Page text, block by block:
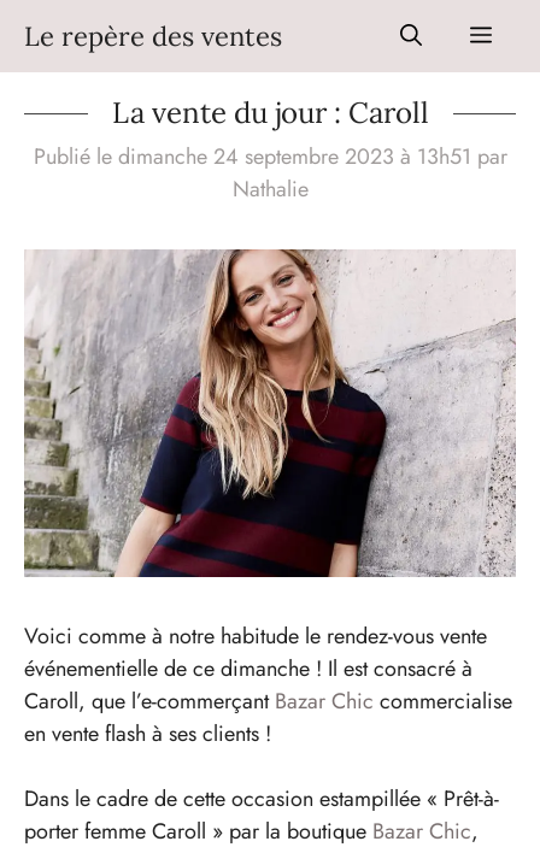
contenu
Le repère des ventes Menu
La vente du jour : Caroll
Publié le dimanche 24 septembre 2023 à 13h51 par
Nathalie
Voici comme à notre habitude le rendez-vous vente
événementielle de ce dimanche ! Il est consacré à
Caroll, que l’e-commerçantBazar Chic commercialise
en vente flash à ses clients !
Dans le cadre de cette occasion estampillée « Prêt-à-
porter femme Caroll » par la boutique Bazar Chic,